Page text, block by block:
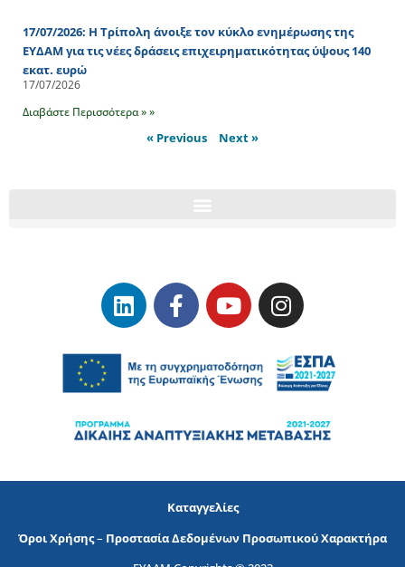
17/07/2026: Η Τρίπολη άνοιξε τον κύκλο ενημέρωσης της
ΕΥΔΑΜ για τις νέες δράσεις επιχειρηματικότητας ύψους 140
εκατ. ευρώ
17/07/2026
Διαβάστε Περισσότερα » »
« Previous Next »
Καταγγελίες
Όροι Χρήσης– Προστασία Δεδομένων Προσωπικού Χαρακτήρα